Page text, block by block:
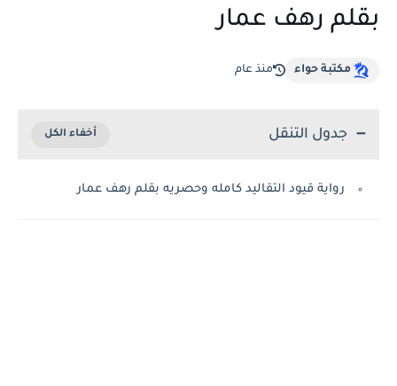
بقلم رهف عمار
مكتبة حواء منذ عام
جدول التنقل
رواية قيود التقاليد كامله وحصريه بقلم رهف عمار